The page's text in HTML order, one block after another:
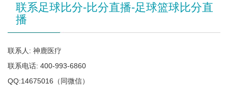
联系足球比分-比分直播-足球篮球比分直
播
联系人: 神鹿医疗
联系电话: 400-993-6860
QQ:14675016（同微信）